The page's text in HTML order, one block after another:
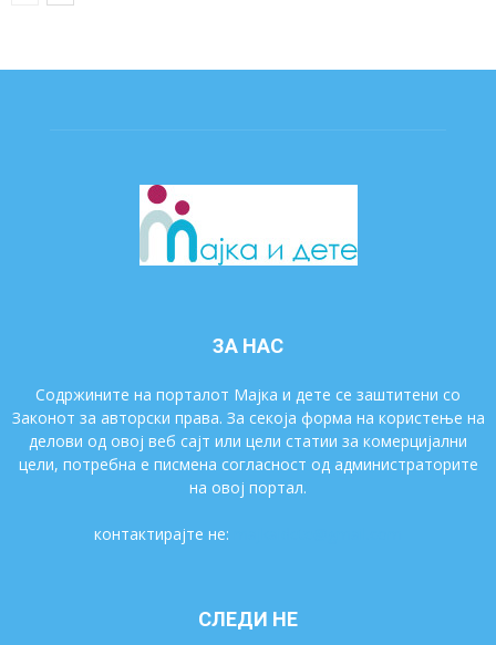
ЗА НАС
Содржините на порталот Мајка и дете се заштитени со
Законот за авторски права. За секоја форма на користење на
делови од овој веб сајт или цели статии за комерцијални
цели, потребна е писмена согласност од администраторите
на овој портал.
контактирајте не:
СЛЕДИ НЕ